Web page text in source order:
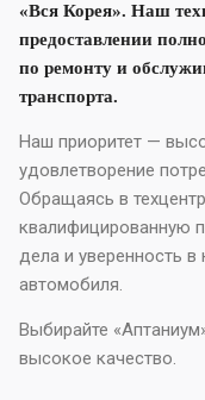
«Вся Корея». Наш
предоставлении
по ремонту и
транспорта.
Наш приоритет —
удовлетворение
Обращаясь в
квалифицированную
дела и уверенность
автомобиля.
Выбирайте
высокое качество.